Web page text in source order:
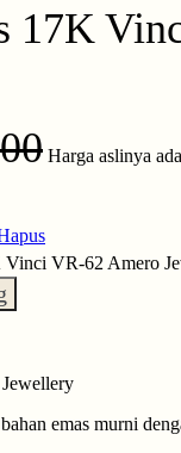
17K
Harga aslinya
VR-62 Amero
emas murni